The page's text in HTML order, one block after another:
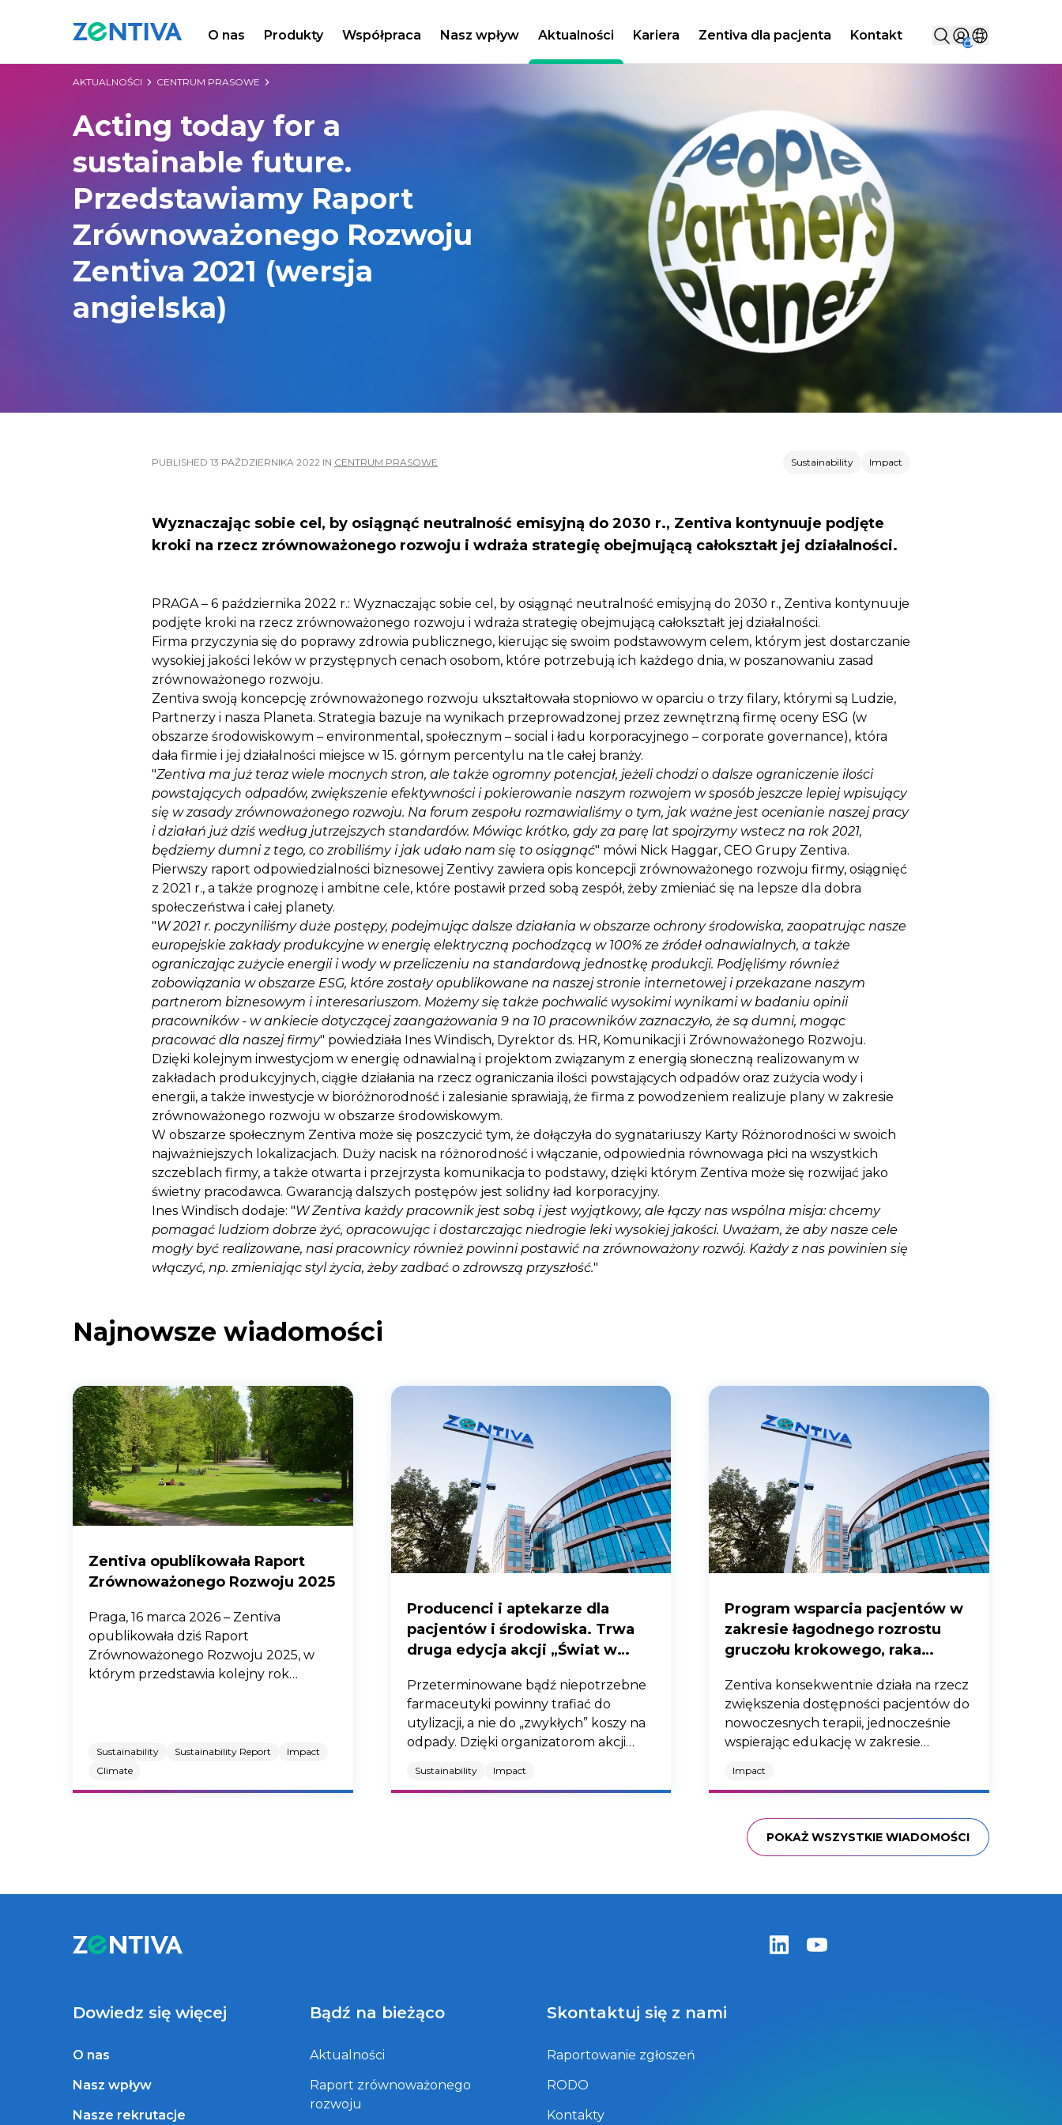
O nas Produkty Współpraca Nasz wpływ Aktualności Kariera Zentiva dla pacjenta Kontakt Szukaj...
Sign inWybierz kraj
AKTUALNOŚCI CENTRUM PRASOWE
Acting today for a
sustainable future.
Przedstawiamy Raport
Zrównoważonego Rozwoju
Zentiva 2021 (wersja
angielska)
PUBLISHED 13 PAŹDZIERNIKA 2022 IN CENTRUM PRASOWE Sustainability Impact
Wyznaczając sobie cel, by osiągnąć neutralność emisyjną do 2030 r., Zentiva kontynuuje podjęte
kroki na rzecz zrównoważonego rozwoju i wdraża strategię obejmującą całokształt jej działalności.
PRAGA – 6 października 2022 r.: Wyznaczając sobie cel, by osiągnąć neutralność emisyjną do 2030 r., Zentiva kontynuuje
podjęte kroki na rzecz zrównoważonego rozwoju i wdraża strategię obejmującą całokształt jej działalności.
Firma przyczynia się do poprawy zdrowia publicznego, kierując się swoim podstawowym celem, którym jest dostarczanie
wysokiej jakości leków w przystępnych cenach osobom, które potrzebują ich każdego dnia, w poszanowaniu zasad
zrównoważonego rozwoju.
Zentiva swoją koncepcję zrównoważonego rozwoju ukształtowała stopniowo w oparciu o trzy filary, którymi są Ludzie,
Partnerzy i nasza Planeta. Strategia bazuje na wynikach przeprowadzonej przez zewnętrzną firmę oceny ESG (w
obszarze środowiskowym – environmental, społecznym – social i ładu korporacyjnego – corporate governance), która
dała firmie i jej działalności miejsce w 15. górnym percentylu na tle całej branży.
"Zentiva ma już teraz wiele mocnych stron, ale także ogromny potencjał, jeżeli chodzi o dalsze ograniczenie ilości
powstających odpadów, zwiększenie efektywności i pokierowanie naszym rozwojem w sposób jeszcze lepiej wpisujący
się w zasady zrównoważonego rozwoju. Na forum zespołu rozmawialiśmy o tym, jak ważne jest ocenianie naszej pracy
i działań już dziś według jutrzejszych standardów. Mówiąc krótko, gdy za parę lat spojrzymy wstecz na rok 2021,
będziemy dumni z tego, co zrobiliśmy i jak udało nam się to osiągnąć" mówi Nick Haggar, CEO Grupy Zentiva.
Pierwszy raport odpowiedzialności biznesowej Zentivy zawiera opis koncepcji zrównoważonego rozwoju firmy, osiągnięć
z 2021 r., a także prognozę i ambitne cele, które postawił przed sobą zespół, żeby zmieniać się na lepsze dla dobra
społeczeństwa i całej planety.
"W 2021 r. poczyniliśmy duże postępy, podejmując dalsze działania w obszarze ochrony środowiska, zaopatrując nasze
europejskie zakłady produkcyjne w energię elektryczną pochodzącą w 100% ze źródeł odnawialnych, a także
ograniczając zużycie energii i wody w przeliczeniu na standardową jednostkę produkcji. Podjęliśmy również
zobowiązania w obszarze ESG, które zostały opublikowane na naszej stronie internetowej i przekazane naszym
partnerom biznesowym i interesariuszom. Możemy się także pochwalić wysokimi wynikami w badaniu opinii
pracowników - w ankiecie dotyczącej zaangażowania 9 na 10 pracowników zaznaczyło, że są dumni, mogąc
pracować dla naszej firmy" powiedziała Ines Windisch, Dyrektor ds. HR, Komunikacji i Zrównoważonego Rozwoju.
Dzięki kolejnym inwestycjom w energię odnawialną i projektom związanym z energią słoneczną realizowanym w
zakładach produkcyjnych, ciągłe działania na rzecz ograniczania ilości powstających odpadów oraz zużycia wody i
energii, a także inwestycje w bioróżnorodność i zalesianie sprawiają, że firma z powodzeniem realizuje plany w zakresie
zrównoważonego rozwoju w obszarze środowiskowym.
W obszarze społecznym Zentiva może się poszczycić tym, że dołączyła do sygnatariuszy Karty Różnorodności w swoich
najważniejszych lokalizacjach. Duży nacisk na różnorodność i włączanie, odpowiednia równowaga płci na wszystkich
szczeblach firmy, a także otwarta i przejrzysta komunikacja to podstawy, dzięki którym Zentiva może się rozwijać jako
świetny pracodawca. Gwarancją dalszych postępów jest solidny ład korporacyjny.
Ines Windisch dodaje: "W Zentiva każdy pracownik jest sobą i jest wyjątkowy, ale łączy nas wspólna misja: chcemy
pomagać ludziom dobrze żyć, opracowując i dostarczając niedrogie leki wysokiej jakości. Uważam, że aby nasze cele
mogły być realizowane, nasi pracownicy również powinni postawić na zrównoważony rozwój. Każdy z nas powinien się
włączyć, np. zmieniając styl życia, żeby zadbać o zdrowszą przyszłość."
Najnowsze wiadomości
Zentiva opublikowała Raport
Zrównoważonego Rozwoju 2025
Praga, 16 marca 2026 – Zentiva
opublikowała dziś Raport
Zrównoważonego Rozwoju 2025, w
którym przedstawia kolejny rok
biznesowych
Sustainability Sustainability Report
Impact
Climate
Producenci i aptekarze dla
pacjentów i środowiska. Trwa
druga edycja akcji „Świat w
Przeterminowane bądź niepotrzebne
farmaceutyki powinny trafiać do
utylizacji, a nie do „zwykłych” koszy na
odpady. Dzięki organizatorom akcji
prostsze, bo narzędzia wspierające ten
Sustainability Impact
Program wsparcia pacjentów w
zakresie łagodnego rozrostu
gruczołu krokowego, raka
nadreaktywnego - edycja 2026
Zentiva konsekwentnie działa na rzecz
zwiększenia dostępności pacjentów do
nowoczesnych terapii, jednocześnie
wspierając edukację w zakresie
kampanie społeczne oraz programy
środowiska medycznego, jak i do
pacjentów. Szczególną uwagę
poświęca urologii – w tym chorobom
nowotworom.
Impact
POKAŻ WSZYSTKIE WIADOMOŚCI
Zentiva LinkedIn
Zentiva YouTube
Dowiedz się więcej
O nas
Nasz wpływ
Nasze rekrutacje
Bądź na bieżąco
Aktualności
Raport zrównoważonego
rozwoju
Skontaktuj się z nami
Raportowanie zgłoszeń
RODO
Kontakty